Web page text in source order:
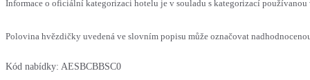
Informace o oficiální kategorizaci hotelu je v souladu s kategorizací
Polovina hvězdičky uvedená ve slovním popisu může označovat
Kód nabídky: AESBCBBSC0